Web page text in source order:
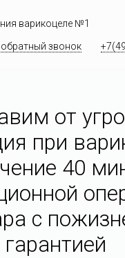
варикоцеле №1
обратный звонок
от
при
40
c
гарантией